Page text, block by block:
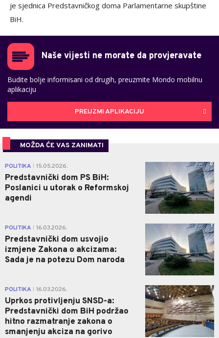
je sjednica Predstavničkog doma Parlamentarne skupštine
BiH.
Naše vijesti ne morate da provjeravate
Budite bolje informisani od drugih, preuzmite Mondo mobilnu
aplikaciju
PREUZMI APLIKACIJU
MOŽDA ĆE VAS ZANIMATI
POLITIKA 15.05.2026.
Predstavnički dom PS BiH:
Poslanici u utorak o Reformskoj
agendi
0
POLITIKA 16.03.2026.
Predstavnički dom usvojio
izmjene Zakona o akcizama:
Sada je na potezu Dom naroda
1
POLITIKA 16.03.2026.
Uprkos protivljenju SNSD-a:
Predstavnički dom BiH podržao
hitno razmatranje zakona o
smanjenju akciza na gorivo
1